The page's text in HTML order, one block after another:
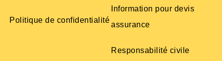
Politique de confidentialité
Information pour devis
assurance
Responsabilité civile